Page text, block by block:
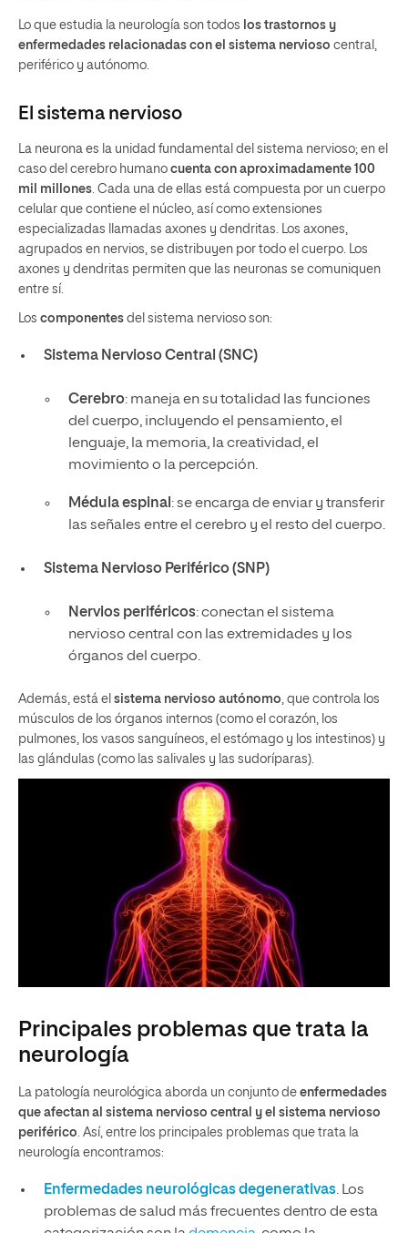
Lo que estudia la neurología son todos los trastornos y
enfermedades relacionadas con el sistema nervioso central,
periférico y autónomo.
El sistema nervioso
La neurona es la unidad fundamental del sistema nervioso; en el
caso del cerebro humano cuenta con aproximadamente 100
mil millones . Cada una de ellas está compuesta por un cuerpo
celular que contiene el núcleo, así como extensiones
especializadas llamadas axones y dendritas. Los axones,
agrupados en nervios, se distribuyen por todo el cuerpo. Los
axones y dendritas permiten que las neuronas se comuniquen
entre sí.
Los componentes del sistema nervioso son:
Sistema Nervioso Central (SNC)
Cerebro: maneja en su totalidad las funciones
del cuerpo, incluyendo el pensamiento, el
lenguaje, la memoria, la creatividad, el
movimiento o la percepción.
Médula espinal : se encarga de enviar y transferir
las señales entre el cerebro y el resto del cuerpo.
Sistema Nervioso Periférico (SNP)
Nervios periféricos: conectan el sistema
nervioso central con las extremidades y los
órganos del cuerpo.
Además, está el sistema nervioso autónomo , que controla los
músculos de los órganos internos (como el corazón, los
pulmones, los vasos sanguíneos, el estómago y los intestinos) y
las glándulas (como las salivales y las sudoríparas).
Principales problemas que trata la
neurología
La patología neurológica aborda un conjunto de enfermedades
que afectan al sistema nervioso central y el sistema nervioso
periférico. Así, entre los principales problemas que trata la
neurología encontramos:
Enfermedades neurológicas degenerativas. Los
problemas de salud más frecuentes dentro de esta